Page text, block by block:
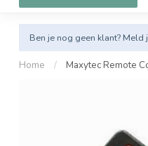
Ben je nog geen klant?
Home / Maxytec Remote